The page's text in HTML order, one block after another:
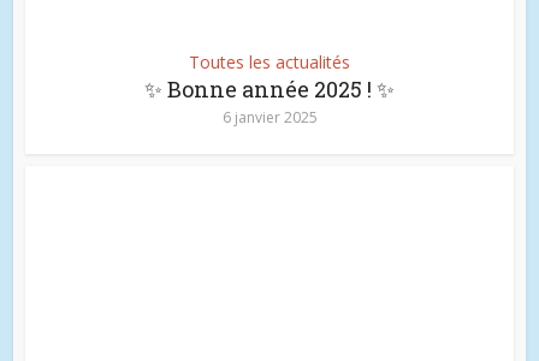
Toutes les actualités
✨ Bonne année 2025 ! ✨
6 janvier 2025